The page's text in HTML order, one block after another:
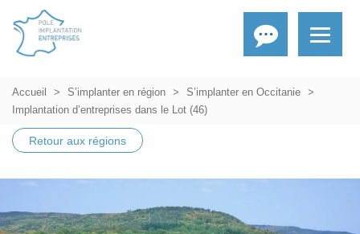
Accueil S’implanter en région
S’implanter en Occitanie
Implantation d’entreprises dans le Lot (46)
Retour aux régions